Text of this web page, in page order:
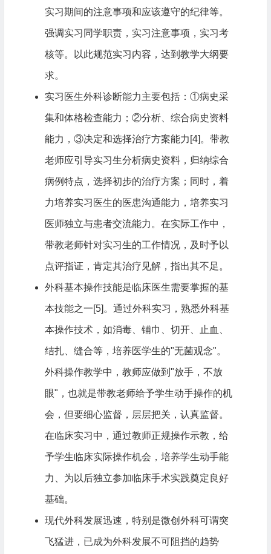
实习期间的注意事项和应该遵守的纪律等。
强调实习同学职责，实习注意事项，实习考
核等。以此规范实习内容，达到教学大纲要
求。
实习医生外科诊断能力主要包括：①病史采
集和体格检查能力；②分析、综合病史资料
能力，③决定和选择治疗方案能力[4]。带教
老师应引导实习生分析病史资料，归纳综合
病例特点，选择初步的治疗方案；同时，着
力培养实习医生的医患沟通能力，培养实习
医师独立与患者交流能力。在实际工作中，
带教老师针对实习生的工作情况，及时予以
点评指证，肯定其治疗见解，指出其不足。
外科基本操作技能是临床医生需要掌握的基
本技能之一[5]。通过外科实习，熟悉外科基
本操作技术，如消毒、铺巾、切开、止血、
结扎、缝合等，培养医学生的"无菌观念"。
外科操作教学中，教师应做到"放手，不放
眼"，也就是带教老师给予学生动手操作的机
会，但要细心监督，层层把关，认真监督。
在临床实习中，通过教师正规操作示教，给
予学生临床实际操作机会，培养学生动手能
力、为以后独立参加临床手术实践奠定良好
基础。
现代外科发展迅速，特别是微创外科可谓突
飞猛进，已成为外科发展不可阻挡的趋势